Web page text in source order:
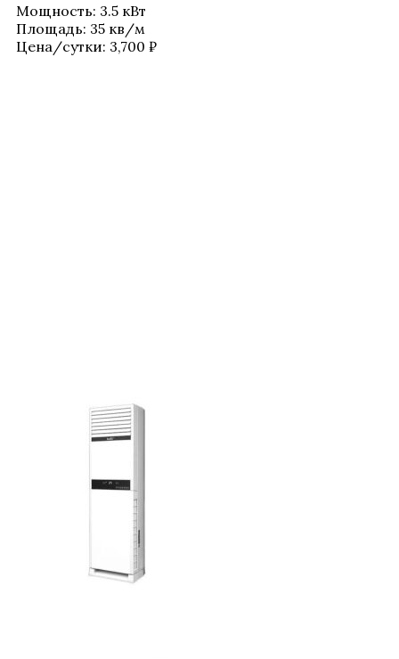
Мощ­ность: 3.5 кВт
Пло­щадь: 35 кв/​м
Цена/​сутки: 3,700 ₽